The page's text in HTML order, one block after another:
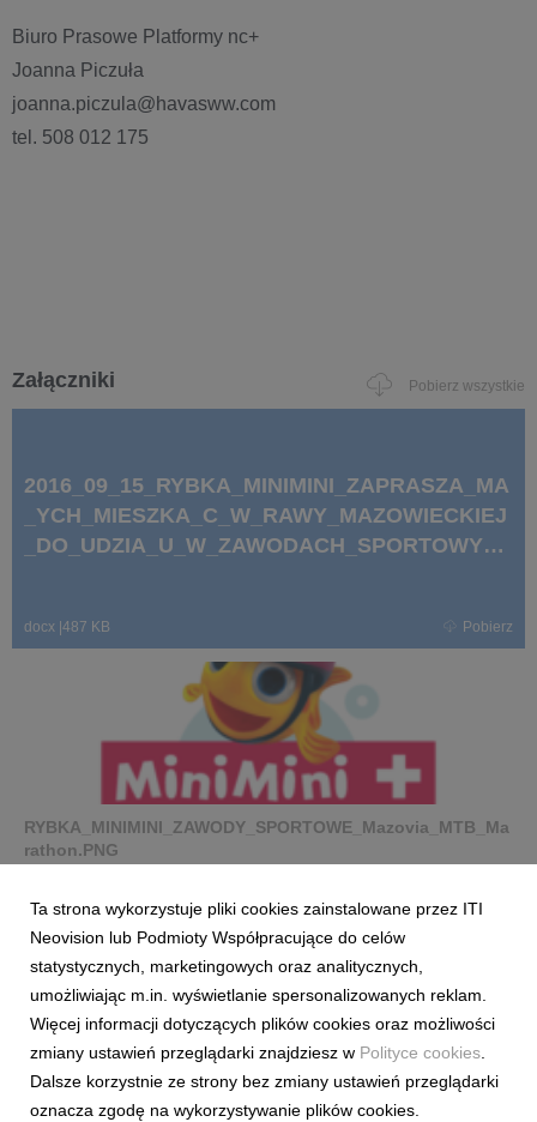
Biuro Prasowe Platformy nc+
Joanna Piczuła
joanna.piczula@havasww.com
tel. 508 012 175
Załączniki Pobierz wszystkie
2016_09_15_RYBKA_MINIMINI_ZAPRASZA_MA
_YCH_MIESZKA_C_W_RAWY_MAZOWIECKIEJ
_DO_UDZIA_U_W_ZAWODACH_SPORTOWYC
docx 487 KB Pobierz
RYBKA_MINIMINI_ZAWODY_SPORTOWE_Mazovia_MTB_Ma
rathon.PNG
RYBKA_MINIMINI.png
Ta strona wykorzystuje pliki cookies zainstalowane przez ITI
Neovision lub Podmioty Współpracujące do celów
statystycznych, marketingowych oraz analitycznych,
umożliwiając m.in. wyświetlanie spersonalizowanych reklam.
Więcej informacji dotyczących plików cookies oraz możliwości
zmiany ustawień przeglądarki znajdziesz w Polityce cookies
Dalsze korzystnie ze strony bez zmiany ustawień przeglądarki
oznacza zgodę na wykorzystywanie plików cookies.